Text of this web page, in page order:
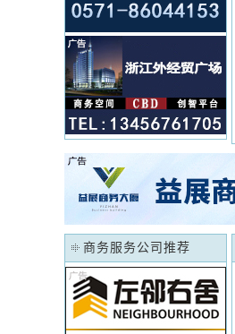
商务服务公司推荐